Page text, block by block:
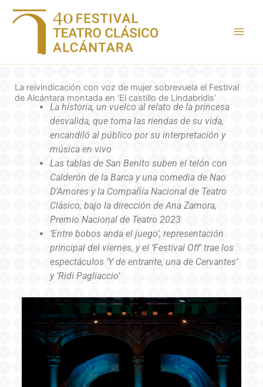
La reivindicación con voz de mujer sobrevuela el Festival
de Alcántara montada en ‘El castillo de Lindabridis’
La historia, un vuelco al relato de la princesa
desvalida, que toma las riendas de su vida,
encandiló al público por su interpretación y
música en vivo
Las tablas de San Benito suben el telón con
Calderón de la Barca y una comedia de Nao
D’Amores y la Compañía Nacional de Teatro
Clásico, bajo la dirección de Ana Zamora,
Premio Nacional de Teatro 2023
‘Entre bobos anda el juego’, representación
principal del viernes, y el ‘Festival Off’ trae los
espectáculos ‘Y de entrante, una de Cervantes’
y ‘Ridi Pagliaccio’